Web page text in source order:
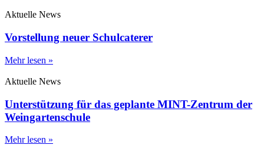
Aktuelle News
Vorstellung neuer Schulcaterer
Mehr lesen »
Aktuelle News
Unterstützung für das geplante MINT-Zentrum der
Weingartenschule
Mehr lesen »